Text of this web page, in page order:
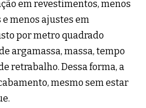
em revestimentos, menos
menos ajustes em
por metro quadrado
argamassa, massa, tempo
retrabalho. Dessa forma, a
mesmo sem estar